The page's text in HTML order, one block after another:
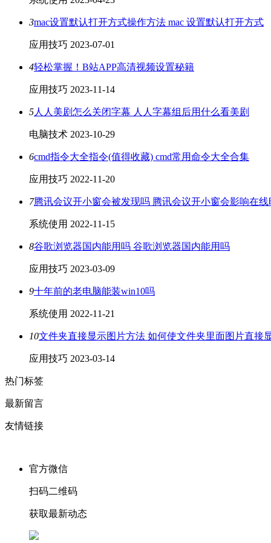
3mac设置默认打开方式操作方法 mac 设置默认打开方式
应用技巧 2023-07-01
4轻松掌握！B站APP高清视频设置秘籍
应用技巧 2023-11-14
5人人美剧怎么关闭字幕 人人字幕组后用什么看美剧
电脑技术 2023-10-29
6cmd指令大全指令(值得收藏) cmd常用命令大全合集
应用技巧 2022-11-20
7腾讯会议开小窗会被发现吗 腾讯会议开小窗会影响在线
系统使用 2022-11-15
8谷歌浏览器国内能用吗 谷歌浏览器国内能用吗
应用技巧 2023-03-09
9十年前的老电脑能装win10吗
系统使用 2022-11-21
10文件夹直接显示图片方法 如何使文件夹里面图片直接
应用技巧 2023-03-14
热门标签
最新留言
友情链接
官方微信
扫码二维码
获取最新动态